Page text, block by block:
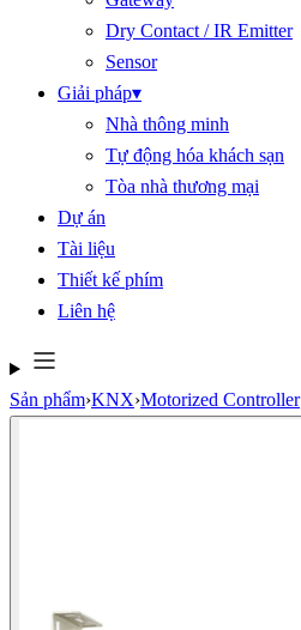
Dry Contact / IR Emitter
Sensor
Giải pháp▾
Nhà thông minh
Tự động hóa khách sạn
Tòa nhà thương mại
Dự án
Tài liệu
Thiết kế phím
Liên hệ
Sản phẩm›KNX›Motorized Controller